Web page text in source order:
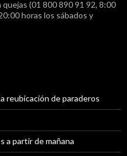
(01 800 890 91 92, 8:00
horas los sábados y
reubicación de paraderos
a partir de mañana